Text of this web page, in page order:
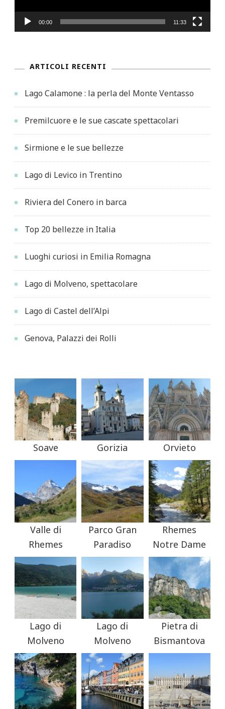
00:00 11:33
ARTICOLI RECENTI
Lago Calamone : la perla del Monte Ventasso
Premilcuore e le sue cascate spettacolari
Sirmione e le sue bellezze
Lago di Levico in Trentino
Riviera del Conero in barca
Top 20 bellezze in Italia
Luoghi curiosi in Emilia Romagna
Lago di Molveno, spettacolare
Lago di Castel dell’Alpi
Genova, Palazzi dei Rolli
Soave Gorizia Orvieto
Valle di
Rhemes
Parco Gran
Paradiso
Rhemes
Notre Dame
Lago di
Molveno
Lago di
Molveno
Pietra di
Bismantova